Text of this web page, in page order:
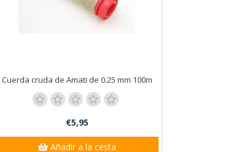
Cuerda cruda de Amati de 0.25 mm 100m
€5,95
Añadir a la cesta